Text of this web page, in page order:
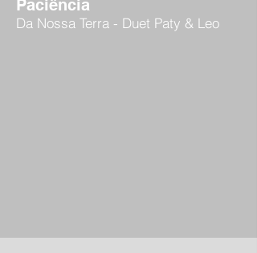
Paciência
Da Nossa Terra - Duet Paty & Leo